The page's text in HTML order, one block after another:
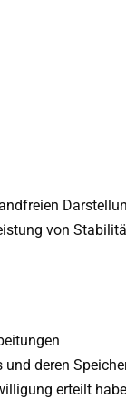
von
deren
erteilt